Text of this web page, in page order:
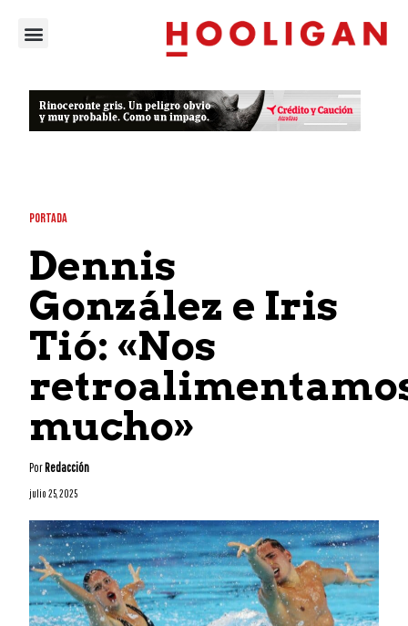
PORTADA
Dennis
González e Iris
Tió: «Nos
mucho»
PorRedacción
julio 25, 2025